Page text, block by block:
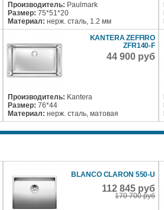
Производитель: Paulmark
Размер: 75*51*20
Материал:нерж. сталь, 1.2 мм
KANTERA ZEFFIRO
ZFR140-F
44 900 руб
Производитель: Kantera
Размер: 76*44
Материал:нерж. сталь, матовая
BLANCO CLARON 550-U
112 845 руб
170 700 руб